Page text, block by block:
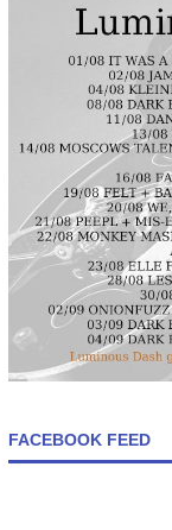
FACEBOOK FEED